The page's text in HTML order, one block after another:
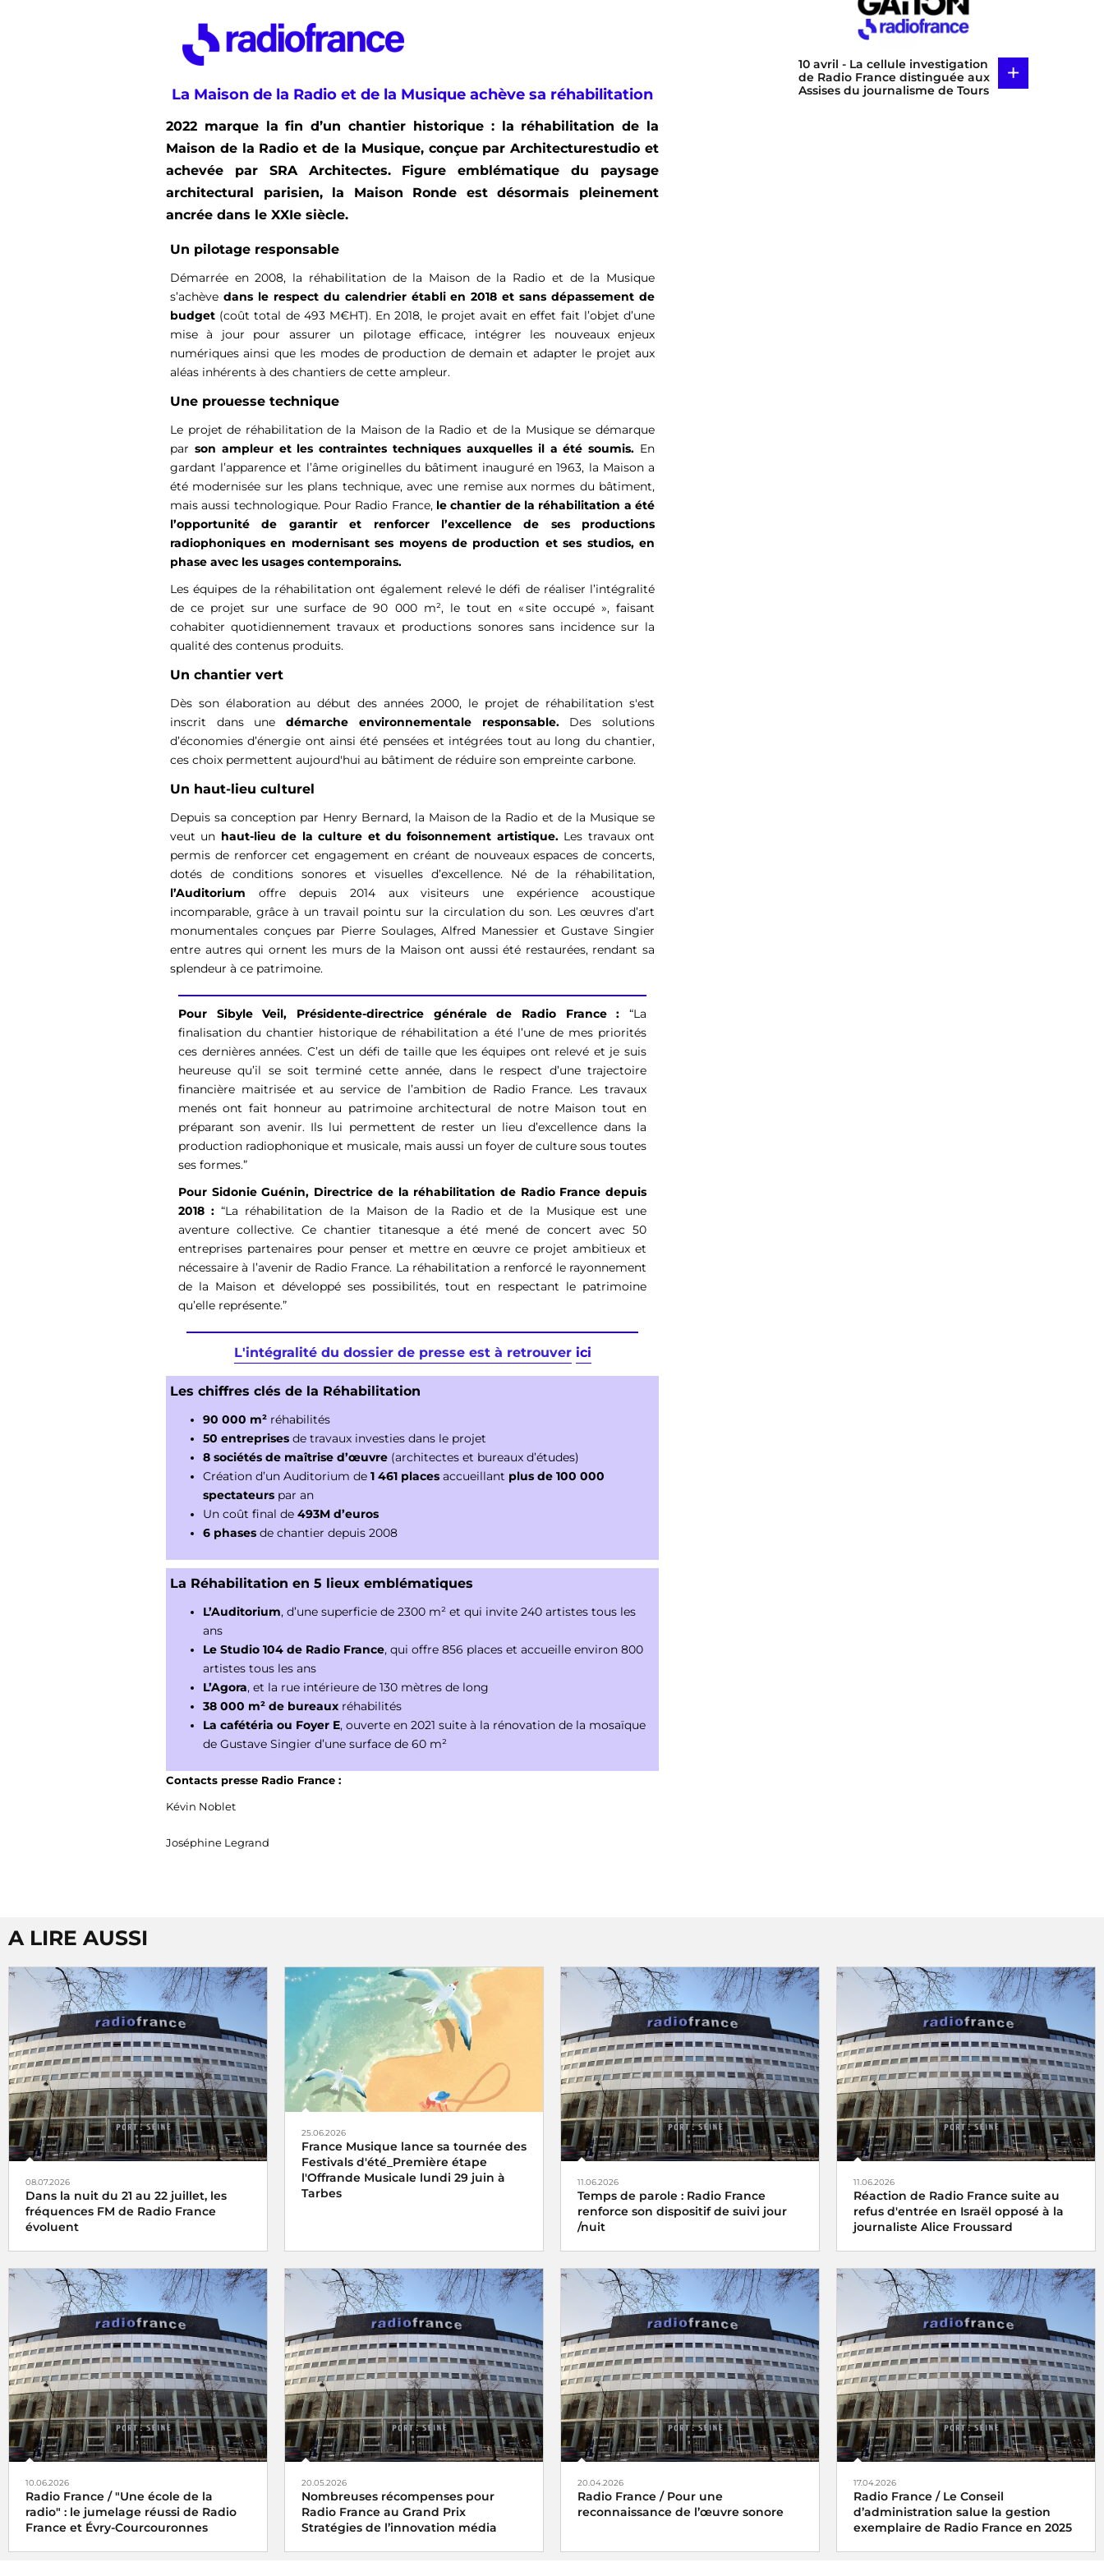
La Maison de la Radio et de la Musique achève sa réhabilitation
2022 marque la fin d’un chantier historique : la réhabilitation de la
Maison de la Radio et de la Musique, conçue par Architecturestudio et
achevée par SRA Architectes. Figure emblématique du paysage
architectural parisien, la Maison Ronde est désormais pleinement
ancrée dans le XXIe siècle.
Un pilotage responsable
Démarrée en 2008, la réhabilitation de la Maison de la Radio et de la Musique
s’achève dans le respect du calendrier établi en 2018 et sans dépassement de
budget (coût total de 493 M€HT). En 2018, le projet avait en effet fait l’objet d’une
mise à jour pour assurer un pilotage efficace, intégrer les nouveaux enjeux
numériques ainsi que les modes de production de demain et adapter le projet aux
aléas inhérents à des chantiers de cette ampleur.
Une prouesse technique
Le projet de réhabilitation de la Maison de la Radio et de la Musique se démarque
par son ampleur et les contraintes techniques auxquelles il a été soumis. En
gardant l’apparence et l’âme originelles du bâtiment inauguré en 1963, la Maison a
été modernisée sur les plans technique, avec une remise aux normes du bâtiment,
mais aussi technologique. Pour Radio France, le chantier de la réhabilitation a été
l’opportunité de garantir et renforcer l’excellence de ses productions
radiophoniques en modernisant ses moyens de production et ses studios, en
phase avec les usages contemporains.
Les équipes de la réhabilitation ont également relevé le défi de réaliser l’intégralité
de ce projet sur une surface de 90 000 m², le tout en « site occupé », faisant
cohabiter quotidiennement travaux et productions sonores sans incidence sur la
qualité des contenus produits.
Un chantier vert
Dès son élaboration au début des années 2000, le projet de réhabilitation s'est
inscrit dans unedémarche environnementale responsable.Des solutions
d’économies d’énergie ont ainsi été pensées et intégrées tout au long du chantier,
ces choix permettent aujourd'hui au bâtiment de réduire son empreinte carbone.
Un haut-lieu culturel
Depuis sa conception par Henry Bernard, la Maison de la Radio et de la Musique se
veut un haut-lieu de la culture et du foisonnement artistique.Les travaux ont
permis de renforcer cet engagement en créant de nouveaux espaces de concerts,
dotés de conditions sonores et visuelles d’excellence. Né de la réhabilitation,
l’Auditorium offre depuis 2014 aux visiteurs une expérience acoustique
incomparable, grâce à un travail pointu sur la circulation du son. Les œuvres d’art
monumentales conçues par Pierre Soulages, Alfred Manessier et Gustave Singier
entre autres qui ornent les murs de la Maison ont aussi été restaurées, rendant sa
splendeur à ce patrimoine.
Pour Sibyle Veil, Présidente-directrice générale de Radio France :
“La
finalisation du chantier historique de réhabilitation a été l’une de mes priorités
ces dernières années. C’est un défi de taille que les équipes ont relevé et je suis
heureuse qu’il se soit terminé cette année, dans le respect d’une trajectoire
financière maitrisée et au service de l’ambition de Radio France. Les travaux
menés ont fait honneur au patrimoine architectural de notre Maison tout en
préparant son avenir. Ils lui permettent de rester un lieu d’excellence dans la
production radiophonique et musicale, mais aussi un foyer de culture sous toutes
ses formes.”
Pour Sidonie Guénin, Directrice de la réhabilitation de Radio France depuis
2018 : “La réhabilitation de la Maison de la Radio et de la Musique est une
aventure collective. Ce chantier titanesque a été mené de concert avec 50
entreprises partenaires pour penser et mettre en œuvre ce projet ambitieux et
nécessaire à l’avenir de Radio France. La réhabilitation a renforcé le rayonnement
de la Maison et développé ses possibilités, tout en respectant le patrimoine
qu’elle représente.”
L'intégralité du dossier de presse est à retrouver ici
Les chiffres clés de la Réhabilitation
90 000 m² réhabilités
50 entreprises de travaux investies dans le projet
8 sociétés de maîtrise d’œuvre (architectes et bureaux d’études)
Création d’un Auditorium de 1 461 places accueillant plus de 100 000
spectateurs par an
Un coût final de 493M d’euros
6 phases de chantier depuis 2008
La Réhabilitation en 5 lieux emblématiques
L’Auditorium, d’une superficie de 2300 m² et qui invite 240 artistes tous les
ans
Le Studio 104 de Radio France, qui offre 856 places et accueille environ 800
artistes tous les ans
L’Agora, et la rue intérieure de 130 mètres de long
38 000 m² de bureaux réhabilités
La cafétéria ou Foyer E, ouverte en 2021 suite à la rénovation de la mosaïque
de Gustave Singier d’une surface de 60 m²
Contacts presse Radio France :
Kévin Noblet
Joséphine Legrand
10 avril - La cellule investigation
de Radio France distinguée aux
Assises du journalisme de Tours
+
A LIRE AUSSI
08.07.2026
Dans la nuit du 21 au 22 juillet, les
fréquences FM de Radio France
évoluent
25.06.2026
France Musique lance sa tournée des
Festivals d'été_Première étape
l'Offrande Musicale lundi 29 juin à
Tarbes
11.06.2026
Temps de parole : Radio France
renforce son dispositif de suivi jour
/nuit
11.06.2026
Réaction de Radio France suite au
refus d'entrée en Israël opposé à la
journaliste Alice Froussard
10.06.2026
Radio France / "Une école de la
radio" : le jumelage réussi de Radio
France et Évry-Courcouronnes
20.05.2026
Nombreuses récompenses pour
Radio France au Grand Prix
Stratégies de l’innovation média
20.04.2026
Radio France / Pour une
reconnaissance de l’œuvre sonore
17.04.2026
Radio France / Le Conseil
d’administration salue la gestion
exemplaire de Radio France en 2025